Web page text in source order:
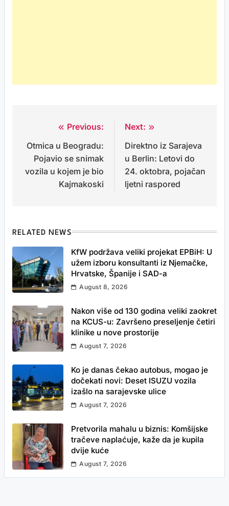
navigation
Previous:
Otmica u Beogradu:
Pojavio se snimak
vozila u kojem je bio
Kajmakoski
Next:
Direktno iz Sarajeva
u Berlin: Letovi do
24. oktobra, pojačan
ljetni raspored
RELATED NEWS
KfW podržava veliki projekat EPBiH: U
užem izboru konsultanti iz Njemačke,
Hrvatske, Španije i SAD-a
August 8, 2026
Nakon više od 130 godina veliki zaokret
na KCUS-u: Završeno preseljenje četiri
klinike u nove prostorije
August 7, 2026
Ko je danas čekao autobus, mogao je
dočekati novi: Deset ISUZU vozila
izašlo na sarajevske ulice
August 7, 2026
Pretvorila mahalu u biznis: Komšijske
tračeve naplaćuje, kaže da je kupila
dvije kuće
August 7, 2026